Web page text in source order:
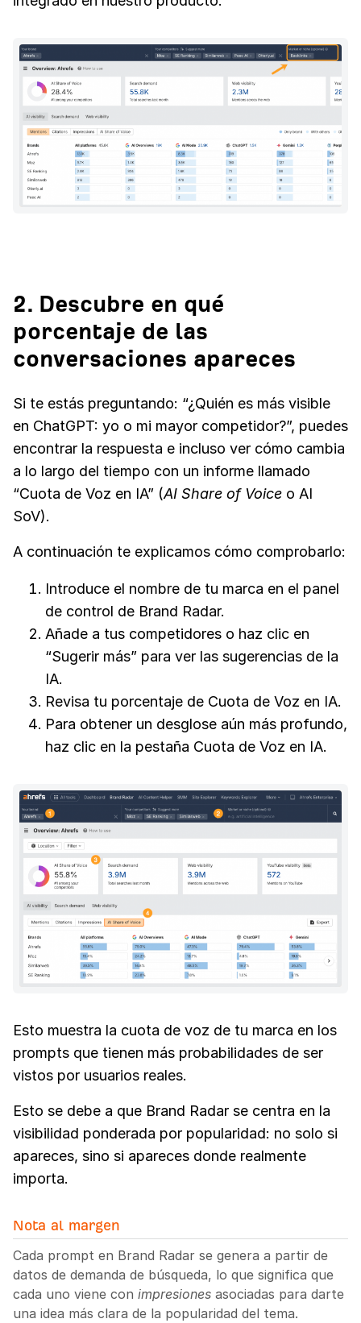
2. Descubre en qué
porcentaje de las
conversaciones apareces
Si te estás preguntando: “¿Quién es más visible
en ChatGPT: yo o mi mayor competidor?”, puedes
encontrar la respuesta e incluso ver cómo cambia
a lo largo del tiempo con un informe llamado
“Cuota de Voz en IA” (AI Share of Voice o AI
SoV).
A continuación te explicamos cómo comprobarlo:
Introduce el nombre de tu marca en el panel
de control de Brand Radar.
Añade a tus competidores o haz clic en
“Sugerir más” para ver las sugerencias de la
IA.
Revisa tu porcentaje de Cuota de Voz en IA.
Para obtener un desglose aún más profundo,
haz clic en la pestaña Cuota de Voz en IA.
Esto muestra la cuota de voz de tu marca en los
prompts que tienen más probabilidades de ser
vistos por usuarios reales.
Esto se debe a que Brand Radar se centra en la
visibilidad ponderada por popularidad: no solo si
apareces, sino si apareces donde realmente
importa.
Nota al margen
Cada prompt en Brand Radar se genera a partir de
datos de demanda de búsqueda, lo que significa que
cada uno viene con impresiones asociadas para darte
una idea más clara de la popularidad del tema.